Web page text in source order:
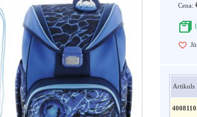
Cena:
Artikuls